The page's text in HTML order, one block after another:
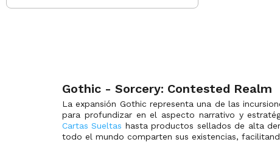
Gothic - Sorcery: Contested Realm
La expansión Gothic representa una de las
para profundizar en el aspecto narrativo y
Cartas Sueltas hasta productos sellados de alta
todo el mundo comparten sus existencias,